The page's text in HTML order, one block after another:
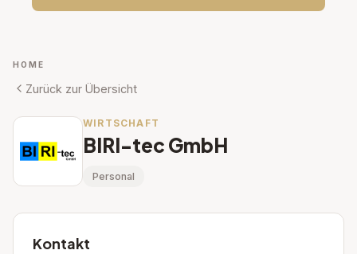
HOME
Zurück zur Übersicht
WIRTSCHAFT
BIRI-tec GmbH
Personal
Kontakt